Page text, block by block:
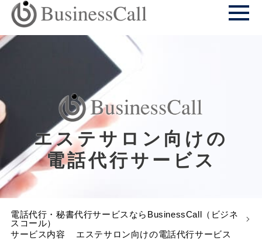
エステサロン向けの
電話代行サービス
電話代行・秘書代行サービスならBusinessCall（ビジネ
スコール）
サービス内容
エステサロン向けの電話代行サービス